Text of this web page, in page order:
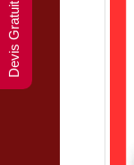
Devis Gratuit